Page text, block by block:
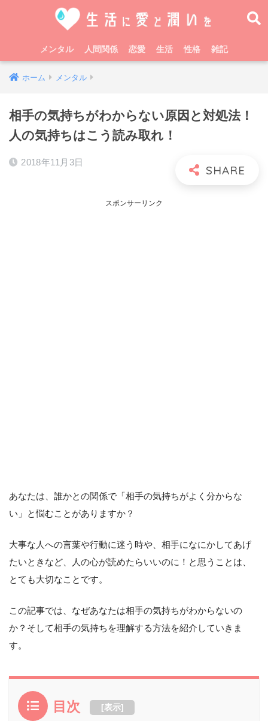
メンタル 人間関係 恋愛 生活 性格 雑記
ホーム メンタル
相手の気持ちがわからない原因と対処法！
人の気持ちはこう読み取れ！
2018年11月3日
スポンサーリンク
あなたは、誰かとの関係で「相手の気持ちがよく分からな
い」と悩むことがありますか？
大事な人への言葉や行動に迷う時や、相手になにかしてあげ
たいときなど、人の心が読めたらいいのに！と思うことは、
とても大切なことです。
この記事では、なぜあなたは相手の気持ちがわからないの
か？そして相手の気持ちを理解する方法を紹介していきま
す。
目次 [表示]